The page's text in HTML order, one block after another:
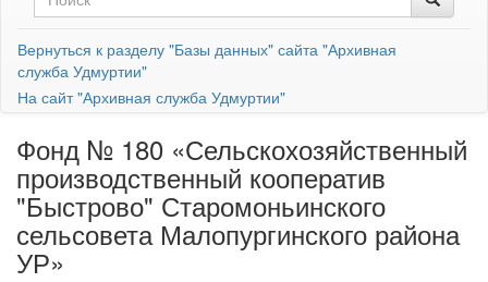
Вернуться к разделу "Базы данных" сайта "Архивная
служба Удмуртии"
На сайт "Архивная служба Удмуртии"
Фонд № 180 «Сельскохозяйственный
производственный кооператив
"Быстрово" Старомоньинского
сельсовета Малопургинского района
УР»